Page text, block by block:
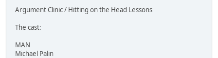
Argument Clinic / Hitting on the Head Lessons
The cast:
MAN
Michael Palin